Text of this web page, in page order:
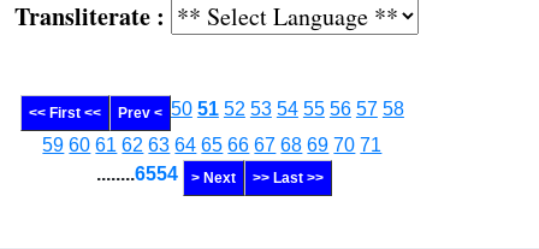
:
<< First << Prev < 50 51 52 53 54 55 56 57 58
59 60 61 62 63 64 65 66 67 68 69 70 71
........6554 > Next >> Last >>